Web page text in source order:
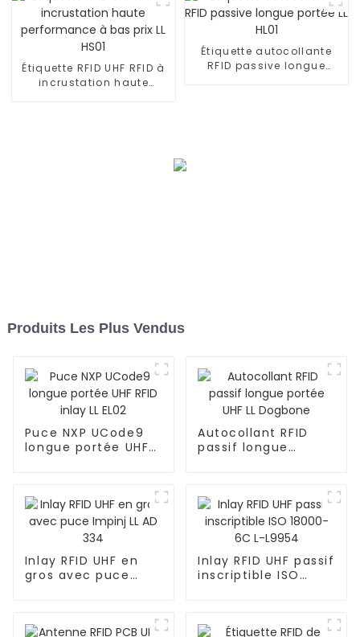
Étiquette RFID UHF RFID à
incrustation haute
Étiquette autocollante
RFID passive longue
Produits Les Plus Vendus
Puce NXP UCode9
longue portée UHF
Autocollant RFID
passif longue
Inlay RFID UHF en
gros avec puce
Inlay RFID UHF passif
inscriptible ISO